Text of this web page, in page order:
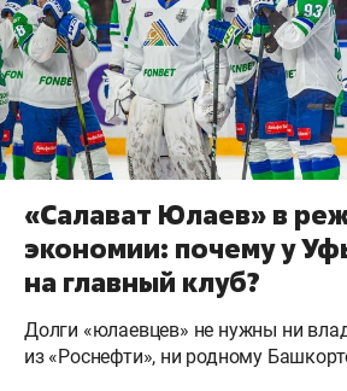
«Салават Юлаев» в
экономии: почему у
на главный клуб?
​Долги «юлаевцев» не нужны ни
из «Роснефти», ни родному